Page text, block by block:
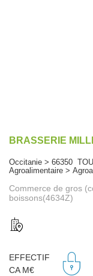
BRASSERIE
Occitanie > 66350
Agroalimentaire >
Commerce de gros
boissons(4634Z)
EFFECTIF
CA M€